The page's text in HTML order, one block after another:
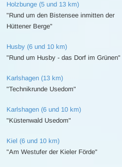
Holzbunge (5 und 13 km)
"Rund um den Bistensee inmitten der
Hüttener Berge"
Husby (6 und 10 km)
"Rund um Husby - das Dorf im Grünen"
Karlshagen (13 km)
"Technikrunde Usedom"
Karlshagen (6 und 10 km)
"Küstenwald Usedom"
Kiel (6 und 10 km)
"Am Westufer der Kieler Förde"